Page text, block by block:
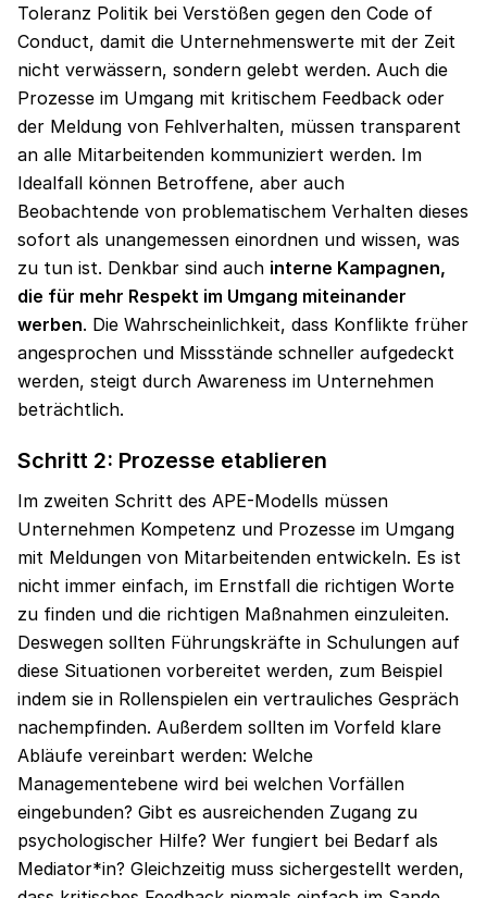
Toleranz Politik bei Verstößen gegen den Code of
Conduct, damit die Unternehmenswerte mit der Zeit
nicht verwässern, sondern gelebt werden. Auch die
Prozesse im Umgang mit kritischem Feedback oder
der Meldung von Fehlverhalten, müssen transparent
an alle Mitarbeitenden kommuniziert werden. Im
Idealfall können Betroffene, aber auch
Beobachtende von problematischem Verhalten dieses
sofort als unangemessen einordnen und wissen, was
zu tun ist. Denkbar sind auch interne Kampagnen,
die für mehr Respekt im Umgang miteinander
werben. Die Wahrscheinlichkeit, dass Konflikte früher
angesprochen und Missstände schneller aufgedeckt
werden, steigt durch Awareness im Unternehmen
beträchtlich.
Schritt 2: Prozesse etablieren
Im zweiten Schritt des APE-Modells müssen
Unternehmen Kompetenz und Prozesse im Umgang
mit Meldungen von Mitarbeitenden entwickeln. Es ist
nicht immer einfach, im Ernstfall die richtigen Worte
zu finden und die richtigen Maßnahmen einzuleiten.
Deswegen sollten Führungskräfte in Schulungen auf
diese Situationen vorbereitet werden, zum Beispiel
indem sie in Rollenspielen ein vertrauliches Gespräch
nachempfinden. Außerdem sollten im Vorfeld klare
Abläufe vereinbart werden: Welche
Managementebene wird bei welchen Vorfällen
eingebunden? Gibt es ausreichenden Zugang zu
psychologischer Hilfe? Wer fungiert bei Bedarf als
Mediator*in? Gleichzeitig muss sichergestellt werden,